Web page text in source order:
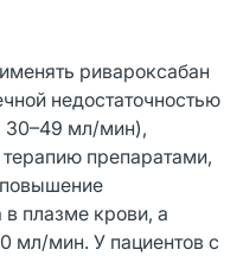
ривароксабан
недостаточностью
30–49 мл/мин),
препаратами,
в плазме крови, а
мл/мин. У пациентов с